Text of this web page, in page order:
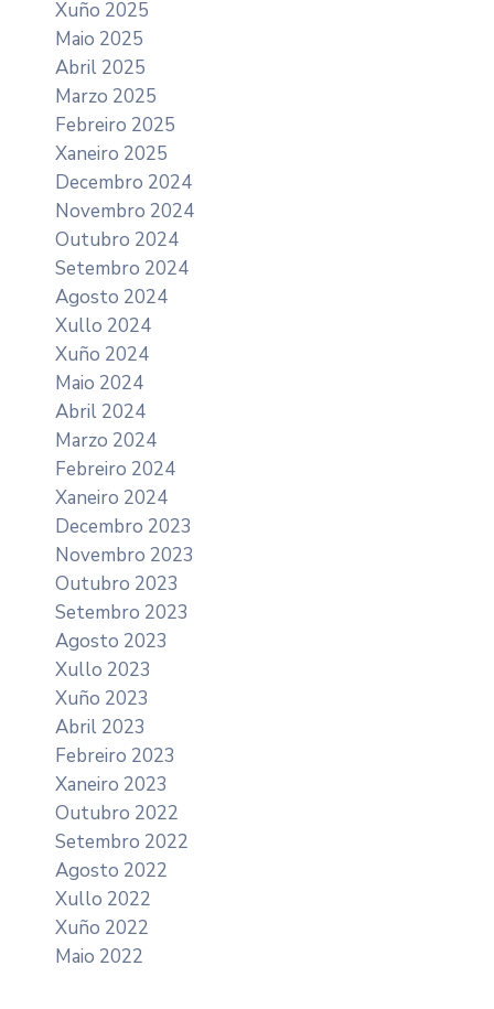
Xuño 2025
Maio 2025
Abril 2025
Marzo 2025
Febreiro 2025
Xaneiro 2025
Decembro 2024
Novembro 2024
Outubro 2024
Setembro 2024
Agosto 2024
Xullo 2024
Xuño 2024
Maio 2024
Abril 2024
Marzo 2024
Febreiro 2024
Xaneiro 2024
Decembro 2023
Novembro 2023
Outubro 2023
Setembro 2023
Agosto 2023
Xullo 2023
Xuño 2023
Abril 2023
Febreiro 2023
Xaneiro 2023
Outubro 2022
Setembro 2022
Agosto 2022
Xullo 2022
Xuño 2022
Maio 2022